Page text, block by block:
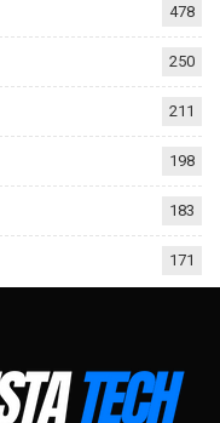
478
250
211
198
183
171